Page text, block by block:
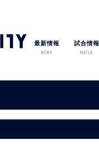
最新情報
NEWS
試合情報
MATCH